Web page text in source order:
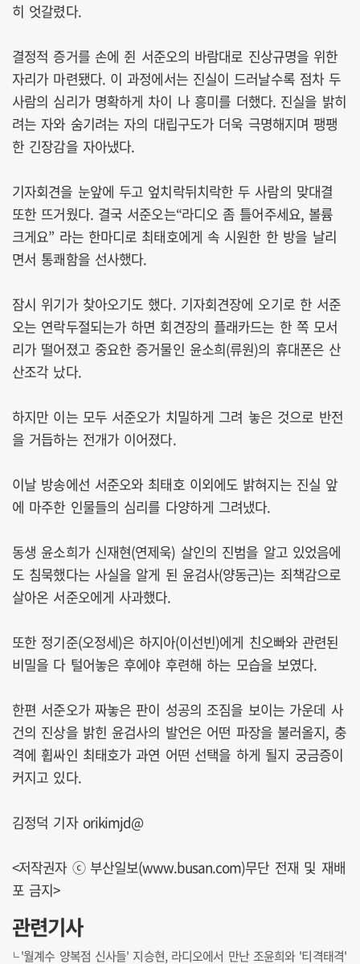
히 엇갈렸다.
결정적 증거를 손에 쥔 서준오의 바람대로 진상규명을 위한
자리가 마련됐다. 이 과정에서는 진실이 드러날수록 점차 두
사람의 심리가 명확하게 차이 나 흥미를 더했다. 진실을 밝히
려는 자와 숨기려는 자의 대립구도가 더욱 극명해지며 팽팽
한 긴장감을 자아냈다.
기자회견을 눈앞에 두고 엎치락뒤치락한 두 사람의 맞대결
또한 뜨거웠다. 결국 서준오는“라디오 좀 틀어주세요, 볼륨
크게요” 라는 한마디로 최태호에게 속 시원한 한 방을 날리
면서 통쾌함을 선사했다.
잠시 위기가 찾아오기도 했다. 기자회견장에 오기로 한 서준
오는 연락두절되는가 하면 회견장의 플래카드는 한 쪽 모서
리가 떨어졌고 중요한 증거물인 윤소희(류원)의 휴대폰은 산
산조각 났다.
하지만 이는 모두 서준오가 치밀하게 그려 놓은 것으로 반전
을 거듭하는 전개가 이어졌다.
이날 방송에선 서준오와 최태호 이외에도 밝혀지는 진실 앞
에 마주한 인물들의 심리를 다양하게 그려냈다.
동생 윤소희가 신재현(연제욱) 살인의 진범을 알고 있었음에
도 침묵했다는 사실을 알게 된 윤검사(양동근)는 죄책감으로
살아온 서준오에게 사과했다.
또한 정기준(오정세)은 하지아(이선빈)에게 친오빠와 관련된
비밀을 다 털어놓은 후에야 후련해 하는 모습을 보였다.
한편 서준오가 짜놓은 판이 성공의 조짐을 보이는 가운데 사
건의 진상을 밝힌 윤검사의 발언은 어떤 파장을 불러올지, 충
격에 휩싸인 최태호가 과연 어떤 선택을 하게 될지 궁금증이
커지고 있다.
김정덕 기자 orikimjd@
<저작권자 ⓒ 부산일보(www.busan.com)무단 전재 및 재배
포 금지>
관련기사
'월계수 양복점 신사들' 지승현, 라디오에서 만난 조윤희와 '티격태격'